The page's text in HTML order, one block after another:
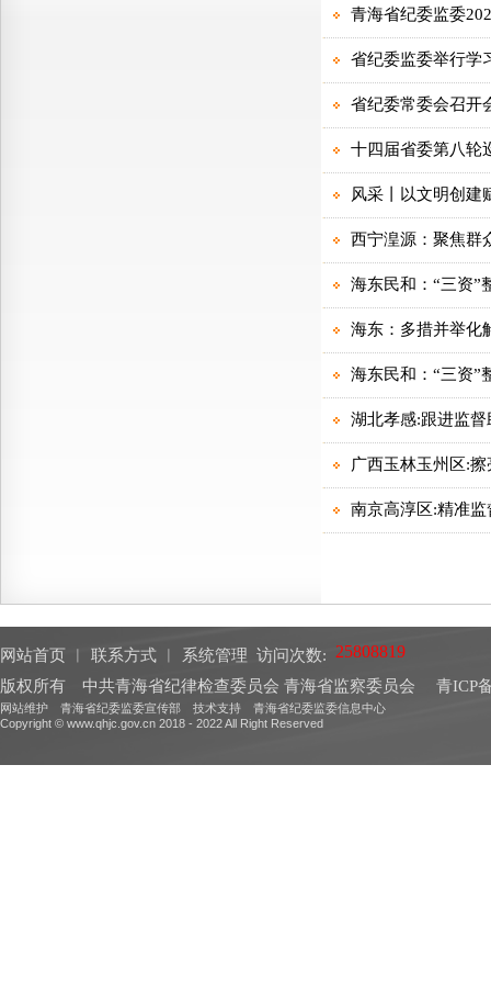
网站首页 联系方式 系统管理 访问次数:
版权所有 中共青海省纪律检查委员会 青海省监察委员会
青ICP
网站维护 青海省纪委监委宣传部 技术支持 青海省纪委监委信息中心
Copyright © www.qhjc.gov.cn 2018 - 2022 All Right Reserved